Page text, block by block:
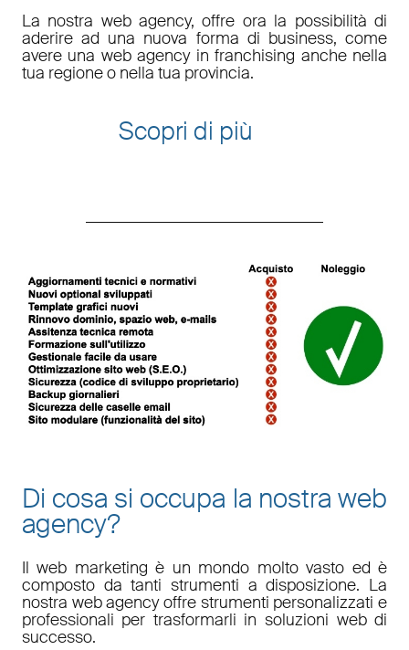
La nostra web agency, offre ora la possibilità di
aderire ad una nuova forma di business, come
avere una web agency in franchising anche nella
tua regione o nella tua provincia.
Scopri di più
Di cosa si occupa la nostra web
agency?
Ilweb marketing è un mondo molto vasto ed è
composto da tanti strumenti a disposizione. La
nostra web agencyoffre strumenti personalizzati e
professionali per trasformarli in soluzioni web di
successo.